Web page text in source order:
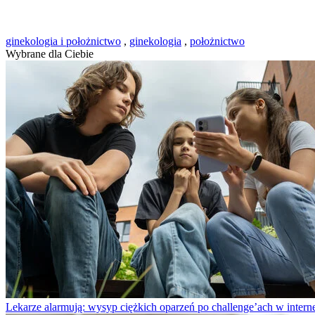
ginekologia i położnictwo , ginekologia , położnictwo
Wybrane dla Ciebie
Lekarze alarmują: wysyp ciężkich oparzeń po challenge’ach w